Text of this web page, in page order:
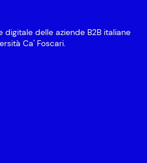
delle aziende B2B italiane
Ca' Foscari.